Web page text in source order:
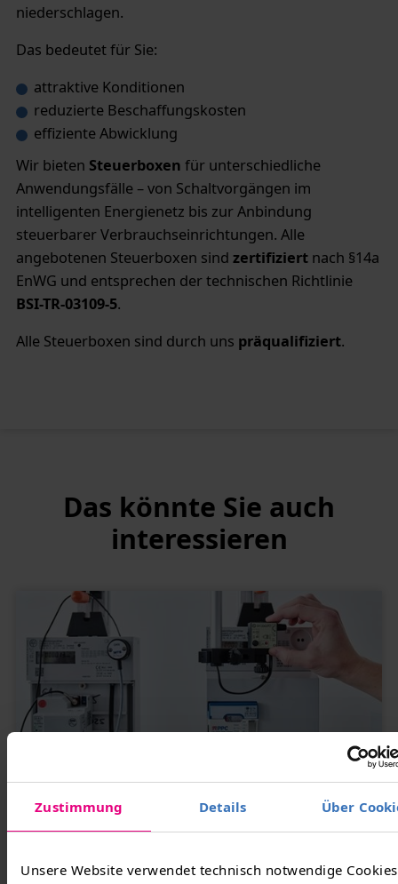
Zustimmung Details Über
Unsere Website verwendet technisch notwendige
niederschlagen.
Das bedeutet für Sie:
attraktive Konditionen
reduzierte Beschaffungskosten
effiziente Abwicklung
Wir bieten Steuerboxen für unterschiedliche
Anwendungsfälle – von Schaltvorgängen im
intelligenten Energienetz bis zur Anbindung
steuerbarer Verbrauchseinrichtungen. Alle
angebotenen Steuerboxen sind zertifiziertnach §14a
EnWG und entsprechen der technischen Richtlinie
BSI-TR-03109-5.
Alle Steuerboxen sind durch uns präqualifiziert.
Das könnte Sie auch
interessieren
Guido Werner/TMZ
Smart Meter Gateways
Leistungsspektrum rund um die Beschaffung